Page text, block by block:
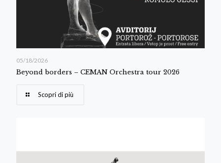
05/18/2026
Beyond borders – CEMAN Orchestra tour 2026
Scopri di più